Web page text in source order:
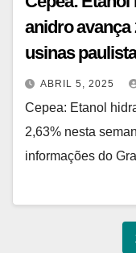
anidro avança
usinas
ABRIL 5, 2025
Cepea: Etanol
2,63% nesta
informações do